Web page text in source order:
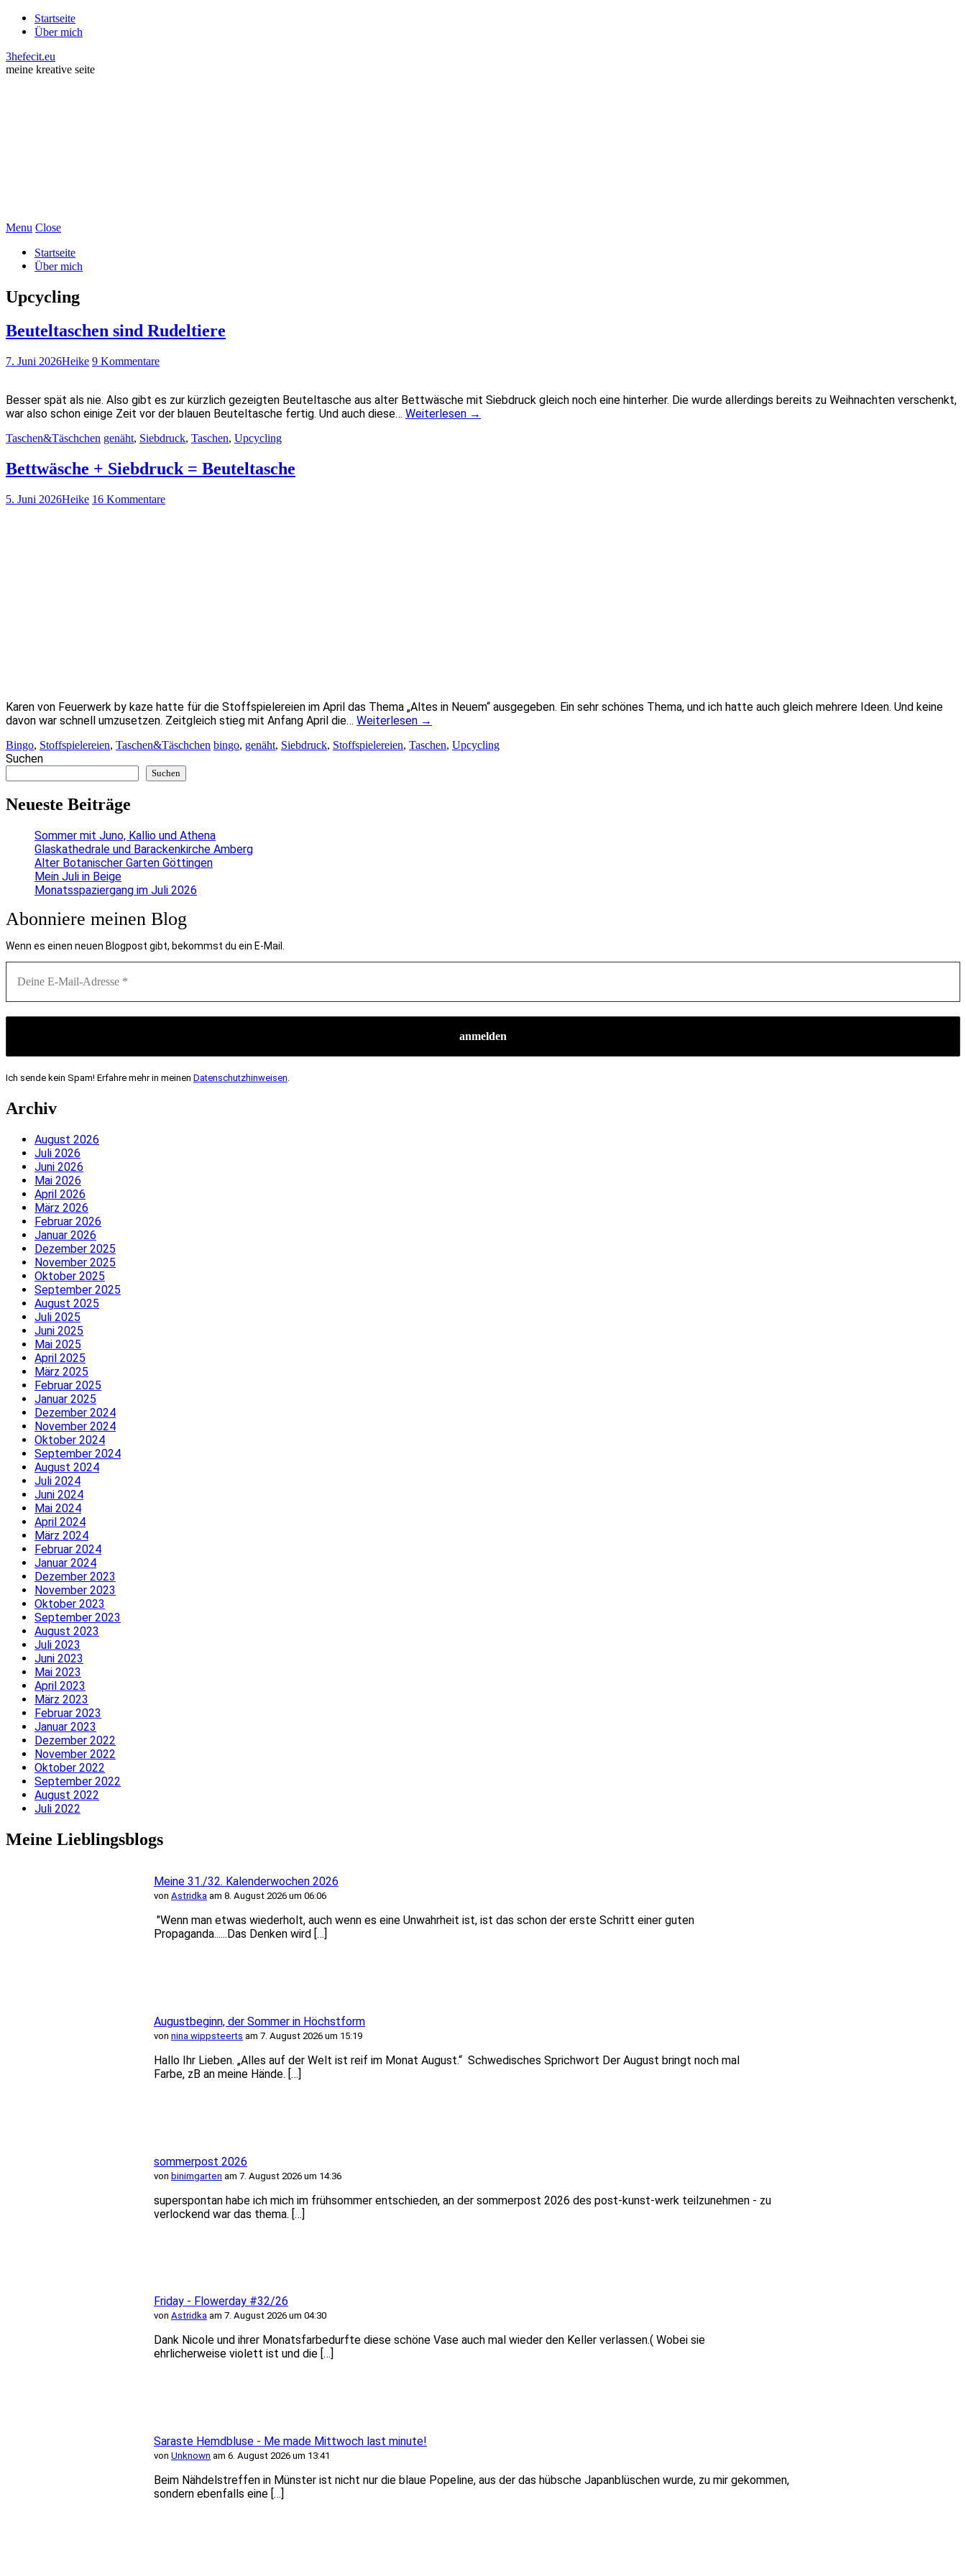
Startseite
Über mich
3hefecit.eu
meine kreative seite
Menu Close
Startseite
Über mich
Upcycling
Beuteltaschen sind Rudeltiere
7. Juni 2026Heike 9 Kommentare
Besser spät als nie. Also gibt es zur kürzlich gezeigten Beuteltasche aus alter Bettwäsche mit Siebdruck gleich noch eine hinterher. Die wurde allerdings bereits zu Weihnachten verschenkt,
war also schon einige Zeit vor der blauen Beuteltasche fertig. Und auch diese… Weiterlesen →
Taschen&Täschchen genäht, Siebdruck, Taschen, Upcycling
Bettwäsche + Siebdruck = Beuteltasche
5. Juni 2026Heike 16 Kommentare
Karen von Feuerwerk by kaze hatte für die Stoffspielereien im April das Thema „Altes in Neuem“ ausgegeben. Ein sehr schönes Thema, und ich hatte auch gleich mehrere Ideen. Und keine
davon war schnell umzusetzen. Zeitgleich stieg mit Anfang April die… Weiterlesen →
Bingo, Stoffspielereien, Taschen&Täschchen bingo, genäht, Siebdruck, Stoffspielereien, Taschen, Upcycling
Suchen
Suchen
Neueste Beiträge
Sommer mit Juno, Kallio und Athena
Glaskathedrale und Barackenkirche Amberg
Alter Botanischer Garten Göttingen
Mein Juli in Beige
Monatsspaziergang im Juli 2026
Abonniere meinen Blog
Wenn es einen neuen Blogpost gibt, bekommst du ein E-Mail.
Ich sende kein Spam! Erfahre mehr in meinen Datenschutzhinweisen.
Archiv
August 2026
Juli 2026
Juni 2026
Mai 2026
April 2026
März 2026
Februar 2026
Januar 2026
Dezember 2025
November 2025
Oktober 2025
September 2025
August 2025
Juli 2025
Juni 2025
Mai 2025
April 2025
März 2025
Februar 2025
Januar 2025
Dezember 2024
November 2024
Oktober 2024
September 2024
August 2024
Juli 2024
Juni 2024
Mai 2024
April 2024
März 2024
Februar 2024
Januar 2024
Dezember 2023
November 2023
Oktober 2023
September 2023
August 2023
Juli 2023
Juni 2023
Mai 2023
April 2023
März 2023
Februar 2023
Januar 2023
Dezember 2022
November 2022
Oktober 2022
September 2022
August 2022
Juli 2022
Meine Lieblingsblogs
Meine 31./32. Kalenderwochen 2026
von Astridka am 8. August 2026 um 06:06
"Wenn man etwas wiederholt, auch wenn es eine Unwahrheit ist, ist das schon der erste Schritt einer guten
Propaganda......Das Denken wird […]
Augustbeginn, der Sommer in Höchstform
von nina wippsteerts am 7. August 2026 um 15:19
Hallo Ihr Lieben. „Alles auf der Welt ist reif im Monat August.“ Schwedisches Sprichwort Der August bringt noch mal
Farbe, zB an meine Hände. […]
sommerpost 2026
von binimgarten am 7. August 2026 um 14:36
superspontan habe ich mich im frühsommer entschieden, an der sommerpost 2026 des post-kunst-werk teilzunehmen - zu
verlockend war das thema. […]
Friday - Flowerday #32/26
von Astridka am 7. August 2026 um 04:30
Dank Nicole und ihrer Monatsfarbedurfte diese schöne Vase auch mal wieder den Keller verlassen.( Wobei sie
ehrlicherweise violett ist und die […]
Saraste Hemdbluse - Me made Mittwoch last minute!
von Unknown am 6. August 2026 um 13:41
Beim Nähdelstreffen in Münster ist nicht nur die blaue Popeline, aus der das hübsche Japanblüschen wurde, zu mir gekommen,
sondern ebenfalls eine […]